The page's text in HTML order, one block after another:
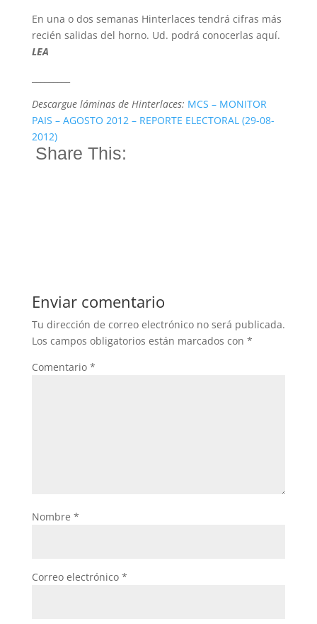
En una o dos semanas Hinterlaces tendrá cifras más
recién salidas del horno. Ud. podrá conocerlas aquí.
LEA
Descargue láminas de Hinterlaces: MCS – MONITOR
PAIS – AGOSTO 2012 – REPORTE ELECTORAL (29-08-
2012)
Share This:
Enviar comentario
Tu dirección de correo electrónico no será publicada.
Los campos obligatorios están marcados con *
Comentario *
Nombre *
Correo electrónico *